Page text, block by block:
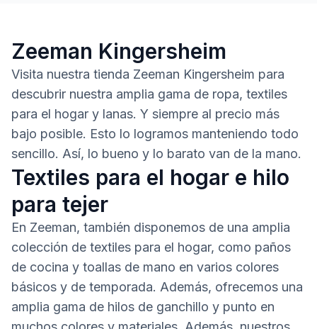
Zeeman Kingersheim
Visita nuestra tienda Zeeman Kingersheim para
descubrir nuestra amplia gama de ropa, textiles
para el hogar y lanas. Y siempre al precio más
bajo posible. Esto lo logramos manteniendo todo
sencillo. Así, lo bueno y lo barato van de la mano.
Textiles para el hogar e hilo
para tejer
En Zeeman, también disponemos de una amplia
colección de textiles para el hogar, como paños
de cocina y toallas de mano en varios colores
básicos y de temporada. Además, ofrecemos una
amplia gama de hilos de ganchillo y punto en